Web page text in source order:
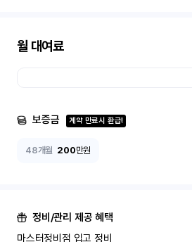
월 대여료
보증금 계약 만료시 환급!
48개월 200만원
정비/관리 제공 혜택
마스터정비점 입고 정비